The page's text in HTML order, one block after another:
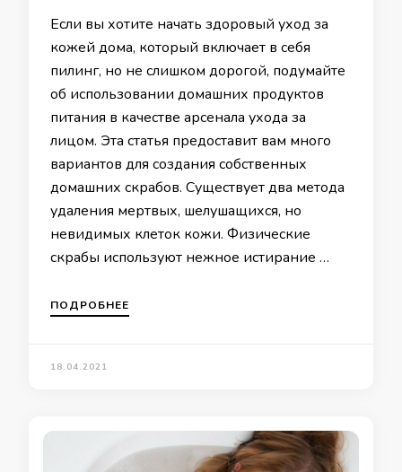
Если вы хотите начать здоровый уход за
кожей дома, который включает в себя
пилинг, но не слишком дорогой, подумайте
об использовании домашних продуктов
питания в качестве арсенала ухода за
лицом. Эта статья предоставит вам много
вариантов для создания собственных
домашних скрабов. Существует два метода
удаления мертвых, шелушащихся, но
невидимых клеток кожи. Физические
скрабы используют нежное истирание …
ПОДРОБНЕЕ
18.04.2021